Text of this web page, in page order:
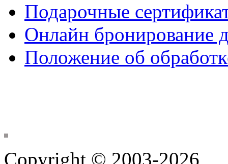
Подарочные
Онлайн бронирование
Положение об
Copyright © 2003-2026